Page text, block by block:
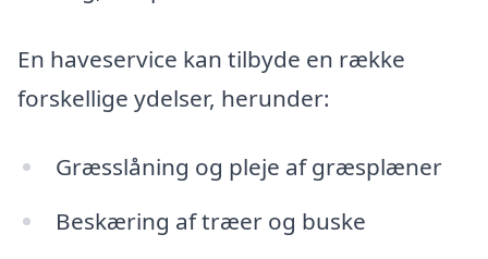
En haveservice kan tilbyde en række
forskellige ydelser, herunder:
Græsslåning og pleje af græsplæner
Beskæring af træer og buske